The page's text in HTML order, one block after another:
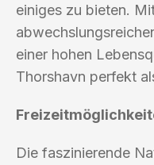
einiges zu bieten.
einer hohen
Thorshavn perfekt
Die faszinierende